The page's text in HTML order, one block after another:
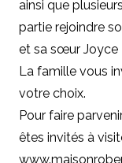
ainsi que
partie rejoindre
et sa sœur Joyce
La famille vous
votre choix.
Pour faire
êtes invités à